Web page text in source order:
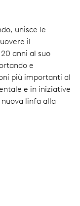
unisce le
il
anni al suo
e
più importanti al
e in iniziative
linfa alla